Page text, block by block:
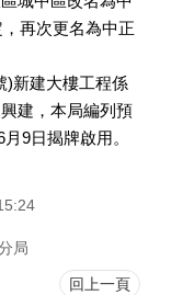
再次更名為中正
)新建大樓工程係
建，本局編列預
9日揭牌啟用。
局
回上一頁